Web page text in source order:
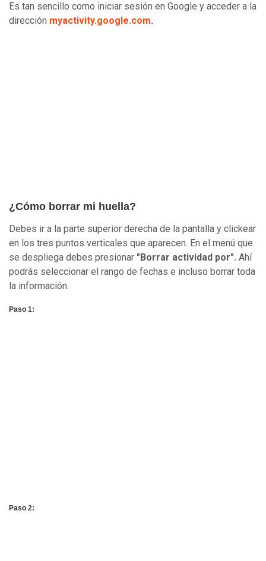
Es tan sencillo como iniciar sesión en Google y acceder a la
dirección myactivity.google.com.
¿Cómo borrar mi huella?
Debes ir a la parte superior derecha de la pantalla y clickear
en los tres puntos verticales que aparecen. En el menú que
se despliega debes presionar "Borrar actividad por". Ahí
podrás seleccionar el rango de fechas e incluso borrar toda
la información.
Paso 1:
Paso 2: